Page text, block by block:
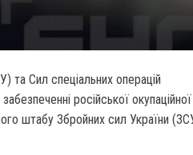
та Сил спеціальних операцій
російської окупаційної
штабу Збройних сил України